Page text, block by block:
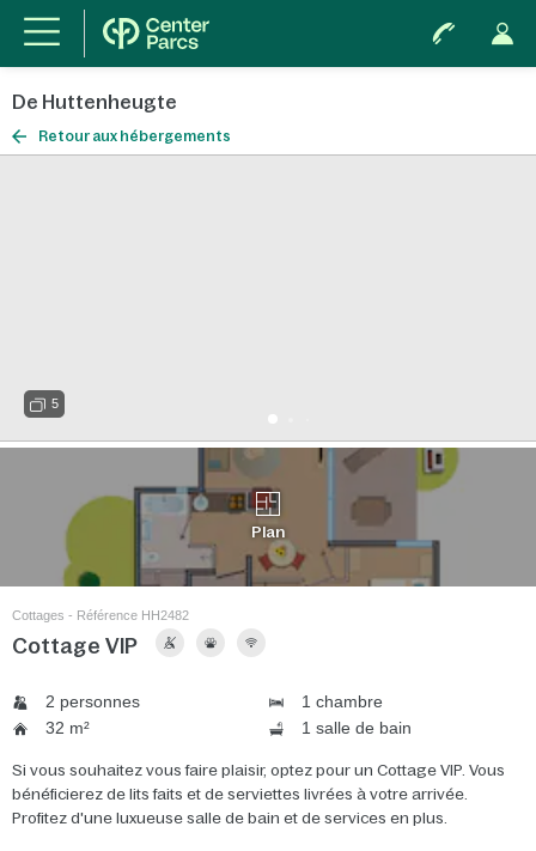
De Huttenheugte
Retour aux hébergements
5
Plan
Cottages - Référence HH2482
Cottage VIP
2 personnes
1 chambre
32 m²
1 salle de bain
Si vous souhaitez vous faire plaisir, optez pour un Cottage VIP. Vous
bénéficierez de lits faits et de serviettes livrées à votre arrivée.
Profitez d'une luxueuse salle de bain et de services en plus.